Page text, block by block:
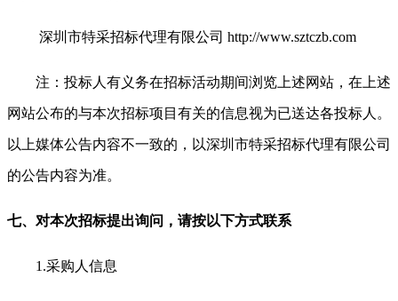
深圳市特采招标代理有限公司 http://www.sztczb.com
注：投标人有义务在招标活动期间浏览上述网站，在上述
网站公布的与本次招标项目有关的信息视为已送达各投标人。
以上媒体公告内容不一致的，以深圳市特采招标代理有限公司
的公告内容为准。
七、对本次招标提出询问，请按以下方式联系
1.采购人信息